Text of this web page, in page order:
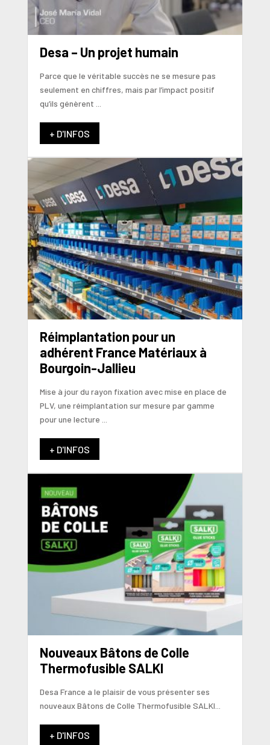
Desa – Un projet humain
Parce que le véritable succès ne se mesure pas
seulement en chiffres, mais par l’impact positif
qu’ils génèrent ...
+ D'INFOS
Réimplantation pour un
adhérent France Matériaux à
Bourgoin-Jallieu
Mise à jour du rayon fixation avec mise en place de
PLV, une réimplantation sur mesure par gamme
pour une lecture ...
+ D'INFOS
Nouveaux Bâtons de Colle
Thermofusible SALKI
Desa France a le plaisir de vous présenter ses
nouveaux Bâtons de Colle Thermofusible SALKI...
+ D'INFOS